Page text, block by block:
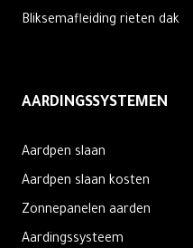
Bliksemafleiding rieten dak
AARDINGSSYSTEMEN
Aardpen slaan
Aardpen slaan kosten
Zonnepanelen aarden
Aardingssysteem